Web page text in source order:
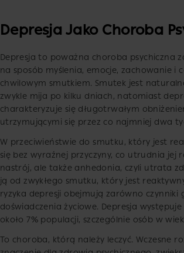
Depresja Jako Choroba
Depresja to poważna choroba psychiczna
na sposób myślenia, emocje, zachowanie i
chwilowym smutkiem. Smutek jest
zwykle mija po kilku dniach, natomiast
charakteryzuje się długotrwałym
utrzymującymi się przez co najmniej dwa
W przeciwieństwie do smutku, który jest
się bez wyraźnej przyczyny, co utrudnia jej
nastrój, ale także anhedonia, czyli utrata
ją od zwykłego smutku, który jest
ryzyka depresji obejmują zarówno
doświadczenia życiowe. Depresja
około 7% populacji, szczególnie osób w
To choroba, którą należy leczyć. Wczesne